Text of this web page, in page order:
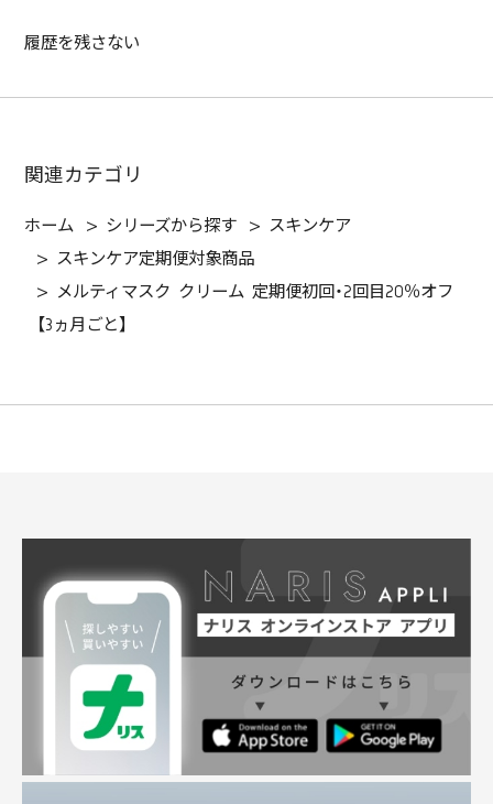
履歴を残さない
関連カテゴリ
ホーム > シリーズから探す > スキンケア
> スキンケア定期便対象商品
>
メルティマスク クリーム 定期便初回・2回目20％オフ
【3ヵ月ごと】